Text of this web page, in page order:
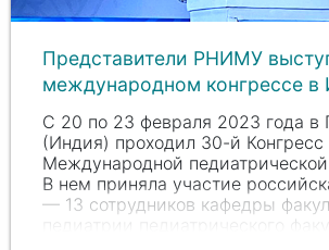
Представители РНИМУ
международном конгрессе в
С 20 по 23 февраля 2023 года в
(Индия) проходил 30-й Конгресс
Международной
В нем приняла участие
— 13 сотрудников кафедры
педиатрии педиатрического